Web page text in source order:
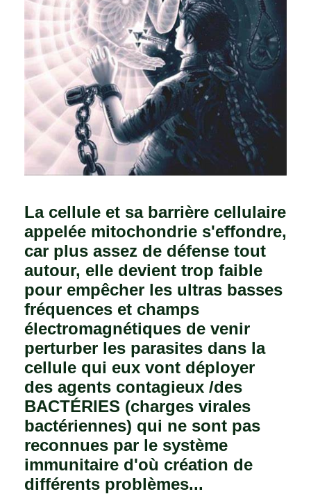
La cellule et sa barrière cellulaire
appelée mitochondrie s'effondre,
car plus assez de défense tout
autour, elle devient trop faible
pour empêcher les ultras basses
fréquences et champs
électromagnétiques de venir
perturber les parasites dans la
cellule qui eux vont déployer
des agents contagieux /des
BACTÉRIES (charges virales
bactériennes) qui ne sont pas
reconnues par le système
immunitaire d'où création de
différents problèmes...